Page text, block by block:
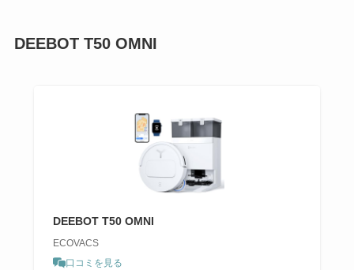
DEEBOT T50 OMNI
DEEBOT T50 OMNI
ECOVACS
口コミを見る